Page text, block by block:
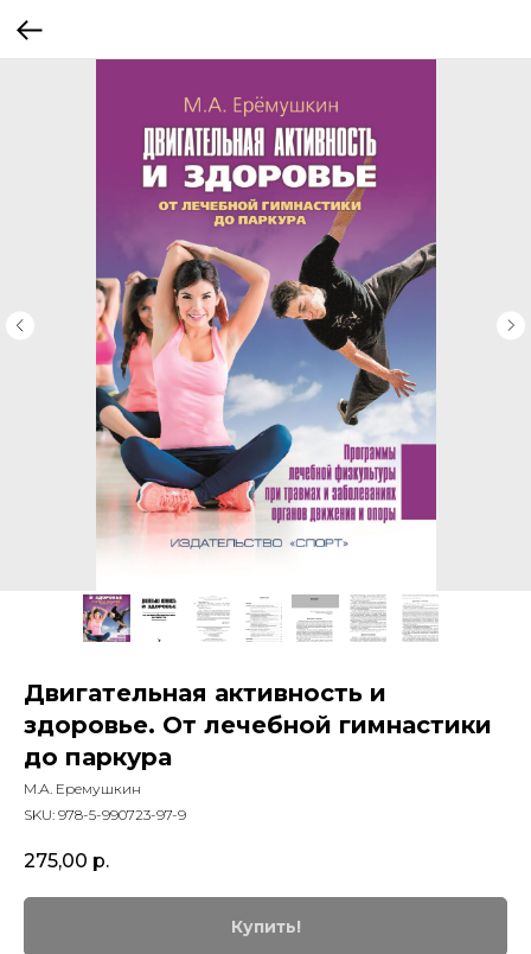
Двигательная активность и
здоровье. От лечебной гимнастики
до паркура
М.А. Еремушкин
SKU: 978-5-990723-97-9
275,00 р.
Купить!